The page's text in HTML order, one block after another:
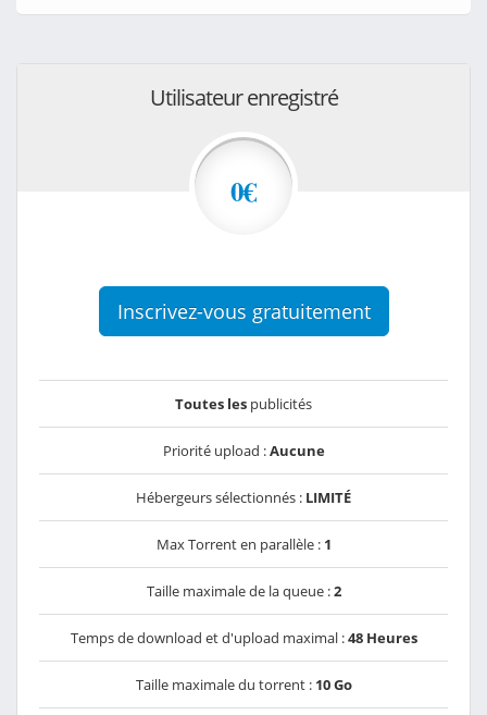
Utilisateur enregistré
0€
Inscrivez-vous gratuitement
Toutes les publicités
Priorité upload :Aucune
Hébergeurs sélectionnés : LIMITÉ
Max Torrent en parallèle : 1
Taille maximale de la queue :2
Temps de download et d'upload maximal :48 Heures
Taille maximale du torrent : 10 Go